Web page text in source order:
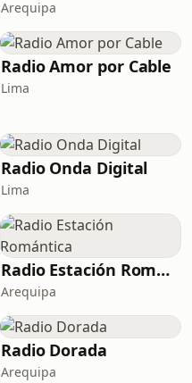
Arequipa
Radio Amor por Cable
Lima
Radio Onda Digital
Lima
Radio Estación Romántica
Arequipa
Radio Dorada
Arequipa